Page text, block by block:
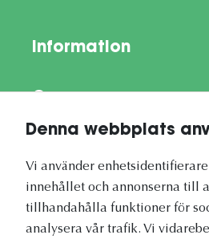
Denna webbplats
Vi använder
innehållet och annonserna till
tillhandahålla funktioner för
analysera vår trafik. Vi
Information